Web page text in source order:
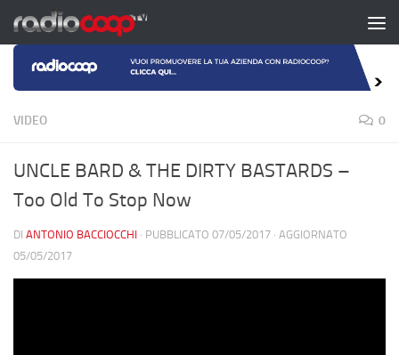
Salta al contenuto
VIDEO 0
UNCLE BARD & THE DIRTY BASTARDS –
Too Old To Stop Now
DI ANTONIO BACCIOCCHI · PUBBLICATO 07/05/2017 · AGGIORNATO
05/05/2017